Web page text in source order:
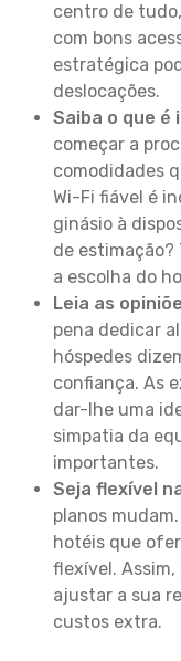
centro de
com bons
estratégica
deslocações.
Saiba o que é
começar a
comodidades
Wi-Fi fiável é
ginásio à
de
a escolha do
Leia as
pena dedicar
hóspedes
confiança. As
dar-lhe uma
simpatia da
importantes.
Seja flexível
planos
hotéis que
flexível.
ajustar a sua
custos extra.